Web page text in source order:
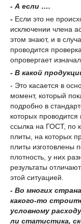
- А если ….
- Если это не
исключении члена
этом знают, и в
проводится
опровергает
- В какой
- Это касается в
момент, который
подробно в
которых проводится
ссылка на ГОСТ, по
плиты, на которых
плиты изготовлены
плотность, у них
результаты
этой ситуацией.
- Во многих
какого-то
условному
ли статистика,